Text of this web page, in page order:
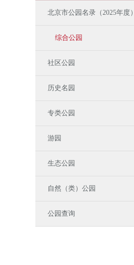
北京市公园名录（2025年度）
综合公园
社区公园
历史名园
专类公园
游园
生态公园
自然（类）公园
公园查询